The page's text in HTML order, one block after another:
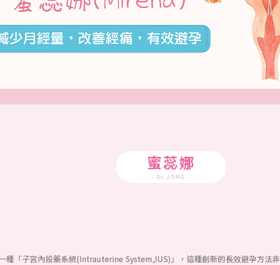
蜜蕊娜
- Dr.JONG -
「子宮內投藥系統(Intrauterine System,IUS)」，這種創新的長效避孕方法